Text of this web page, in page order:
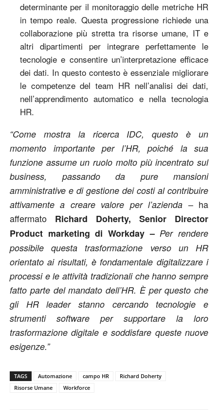
determinante per il monitoraggio delle metriche HR
in tempo reale. Questa progressione richiede una
collaborazione più stretta tra risorse umane, IT e
altri dipartimenti per integrare perfettamente le
tecnologie e consentire un’interpretazione efficace
dei dati. In questo contesto è essenziale migliorare
le competenze del team HR nell’analisi dei dati,
nell’apprendimento automatico e nella tecnologia
HR.
“Come mostra la ricerca IDC, questo è un
momento importante per l’HR, poiché la sua
funzione assume un ruolo molto più incentrato sul
business, passando da pure mansioni
amministrative e di gestione dei costi al contribuire
attivamente a creare valore per l’azienda – ha
affermato Richard Doherty, Senior Director
Product marketing di Workday – Per rendere
possibile questa trasformazione verso un HR
orientato ai risultati, è fondamentale digitalizzare i
processi e le attività tradizionali che hanno sempre
fatto parte del mandato dell’HR. È per questo che
gli HR leader stanno cercando tecnologie e
strumenti software per supportare la loro
trasformazione digitale e soddisfare queste nuove
esigenze.”
TAGS Automazione campo HR
Richard Doherty
Risorse Umane
Workforce